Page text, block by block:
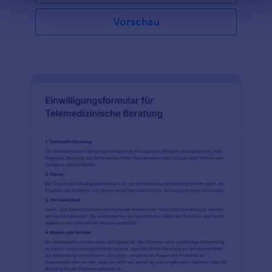
von Telemedizin enthält Formularfelder, in denen
Patientendaten wie Name, Kontaktdaten,
Familienstand, Geschlecht und Beruf abgefragt
die Familienanamnese zu finden sind. Außerdem
gibt es eine Tabelle für die Überprüfung der
zirkulatorische, respiratorische, zahnmedizinische,
psychosoziale, Ernährungs- und
Ausscheidungssysteme. Diese Formularvorlage
verwendet auch das Unterschriftstool, um die
digitale Unterschrift des Gesundheitsdienstleisters
zu erfassen, der die Beurteilung durchgeführt hat.
Mit dem Formulargenerator können Sie das
Formular anpassen, indem Sie das Farbthema, das
Schriftformat und das Layout ändern. Jotform
bietet Funktionen zur Einhaltung der HIPAA-
Vorschau